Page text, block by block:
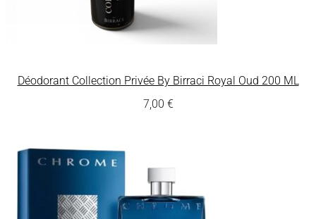
Déodorant Collection Privée By Birraci Royal Oud 200 ML
7,00 €